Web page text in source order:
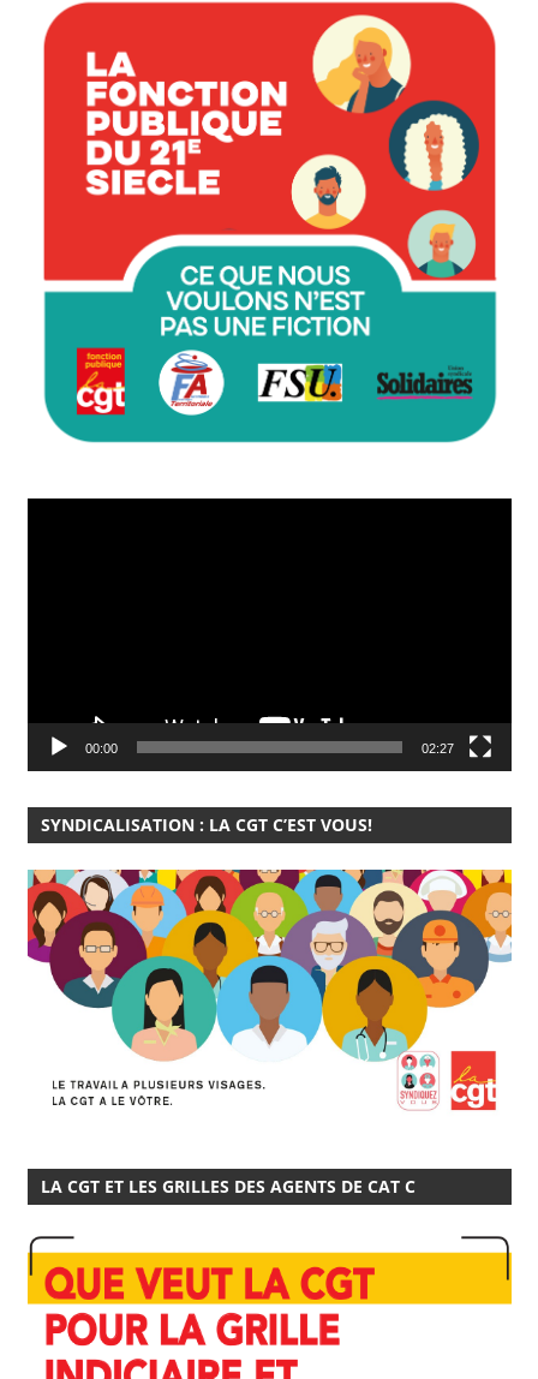
00:00 02:27
SYNDICALISATION : LA CGT C’EST VOUS!
LA CGT ET LES GRILLES DES AGENTS DE CAT C